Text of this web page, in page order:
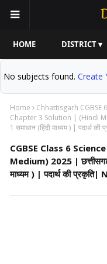
HOME DISTRICT ▾
No subjects found. Create
Home Chhattisgarh CGBSE
Chapter 3 Solution | (Hindi
1 समाधान (हिंदी माध्यम ) | पदार्थ
CGBSE Class 6
Medium) 2025 | छत्तीसगढ़
माध्यम ) | पदार्थ की